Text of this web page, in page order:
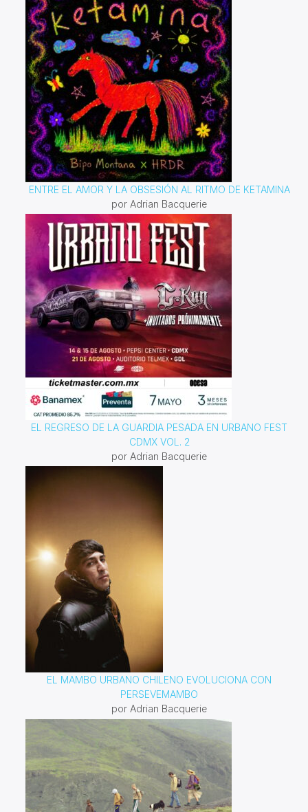
ENTRE EL AMOR Y LA OBSESIÓN AL RITMO DE KETAMINA
por Adrian Bacquerie
EL REGRESO DE LA GUARDIA PESADA EN URBANO FEST
CDMX VOL. 2
por Adrian Bacquerie
EL MAMBO URBANO CHILENO EVOLUCIONA CON
PERSEVEMAMBO
por Adrian Bacquerie